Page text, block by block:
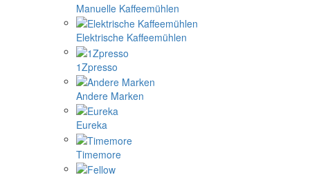
Manuelle Kaffeemühlen
Elektrische Kaffeemühlen
1Zpresso
Andere Marken
Eureka
Timemore